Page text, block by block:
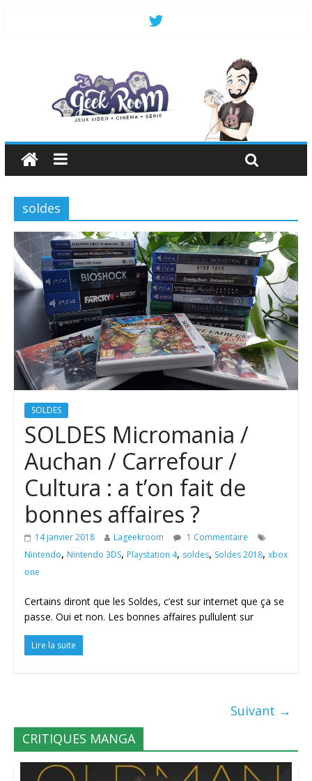
soldes
SOLDES
SOLDES Micromania /
Auchan / Carrefour /
Cultura : a t’on fait de
bonnes affaires ?
14 janvier 2018 Lageekroom
1 Commentaire
Nintendo, Nintendo 3DS, Playstation 4, soldes, Soldes 2018, xbox
one
Certains diront que les Soldes, c’est sur internet que ça se
passe. Oui et non. Les bonnes affaires pullulent sur
Lire la suite
Suivant →
CRITIQUES MANGA